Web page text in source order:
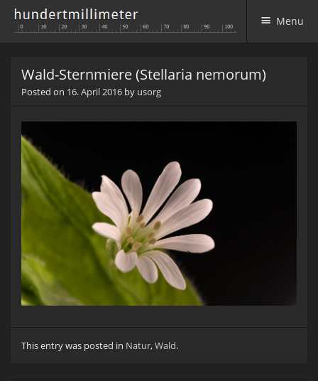
Menu
Wald-Sternmiere (Stellaria nemorum)
Posted on 16. April 2016 by usorg
This entry was posted in Natur,Wald.